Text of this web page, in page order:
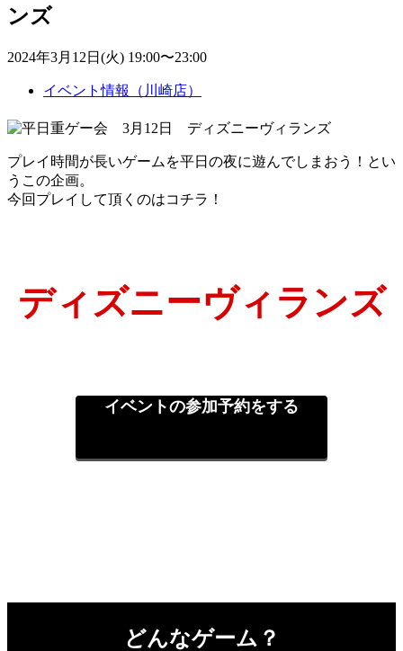
ンズ
2024年3月12日(火) 19:00〜23:00
イベント情報（川崎店）
プレイ時間が長いゲームを平日の夜に遊んでしまおう！とい
うこの企画。
今回プレイして頂くのはコチラ！
ディズニーヴィランズ
イベントの参加予約をする
どんなゲーム？